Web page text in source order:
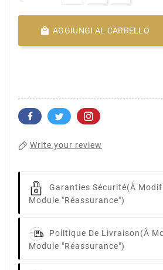
 AGGIUNGI AL CARRELLO
Write your review
Garanties Sécurité(à
Module "Réassurance")
Politique De Livraison(à
Module "Réassurance")